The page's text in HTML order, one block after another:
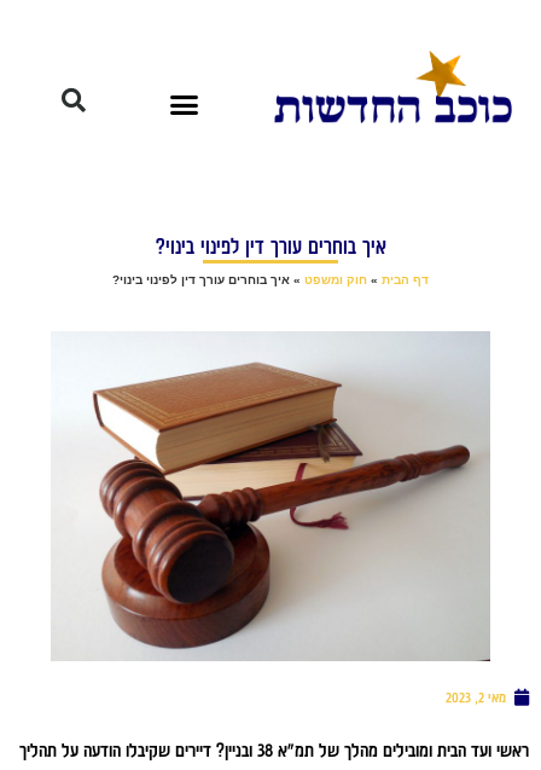
איך בוחרים עורך דין לפינוי בינוי?
דף הבית » חוק ומשפט » איך בוחרים עורך דין לפינוי בינוי?
מאי 2, 2023
ראשי ועד הבית ומובילים מהלך של תמ״א 38 ובניין? דיירים שקיבלו הודעה על תהליך